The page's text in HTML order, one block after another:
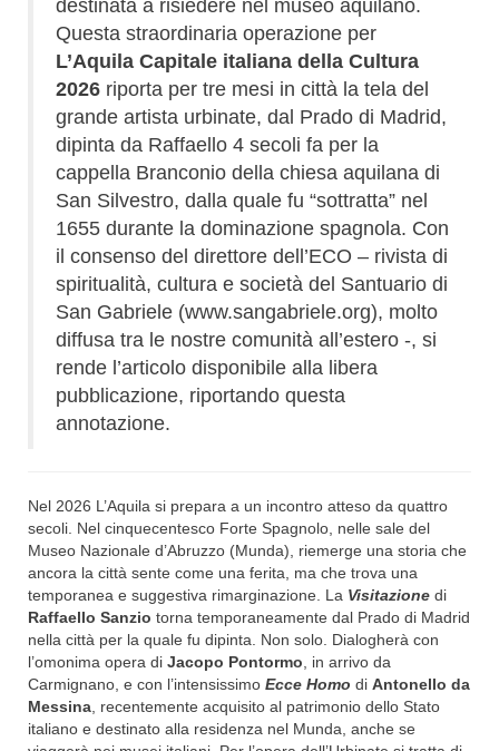
destinata a risiedere nel museo aquilano.
Questa straordinaria operazione per
L’Aquila Capitale italiana della Cultura
2026 riporta per tre mesi in città la tela del
grande artista urbinate, dal Prado di Madrid,
dipinta da Raffaello 4 secoli fa per la
cappella Branconio della chiesa aquilana di
San Silvestro, dalla quale fu “sottratta” nel
1655 durante la dominazione spagnola. Con
il consenso del direttore dell’ECO – rivista di
spiritualità, cultura e società del Santuario di
San Gabriele (www.sangabriele.org), molto
diffusa tra le nostre comunità all’estero -, si
rende l’articolo disponibile alla libera
pubblicazione, riportando questa
annotazione.
Nel 2026 L’Aquila si prepara a un incontro atteso da quattro
secoli. Nel cinquecentesco Forte Spagnolo, nelle sale del
Museo Nazionale d’Abruzzo (Munda), riemerge una storia che
ancora la città sente come una ferita, ma che trova una
temporanea e suggestiva rimarginazione. La Visitazione di
Raffaello Sanzio torna temporaneamente dal Prado di Madrid
nella città per la quale fu dipinta. Non solo. Dialogherà con
l’omonima opera di Jacopo Pontormo , in arrivo da
Carmignano, e con l’intensissimo Ecce Homo di Antonello da
Messina , recentemente acquisito al patrimonio dello Stato
italiano e destinato alla residenza nel Munda, anche se